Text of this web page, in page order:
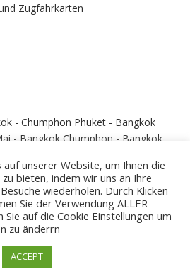
Zugfahrkarten
- Chumphon Phuket - Bangkok
- Bangkok Chumphon - Bangkok
unserer Website, um Ihnen die
bieten, indem wir uns an Ihre
wiederholen. Durch Klicken
Sie der Verwendung ALLER
Sie auf die Cookie Einstellungen um
zu änderrn
ACCEPT